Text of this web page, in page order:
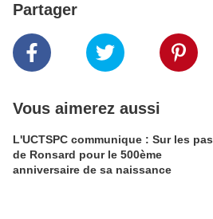
Partager
Vous aimerez aussi
L'UCTSPC communique : Sur les pas
de Ronsard pour le 500ème
anniversaire de sa naissance